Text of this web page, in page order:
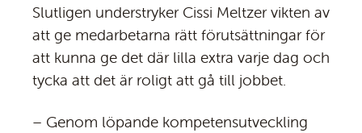
Slutligen understryker Cissi Meltzer vikten av
att ge medarbetarna rätt förutsättningar för
att kunna ge det där lilla extra varje dag och
tycka att det är roligt att gå till jobbet.
– Genom löpande kompetensutveckling